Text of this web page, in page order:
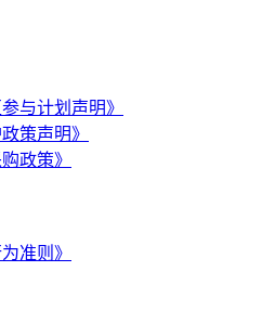
与计划声明》
策声明》
政策》
准则》